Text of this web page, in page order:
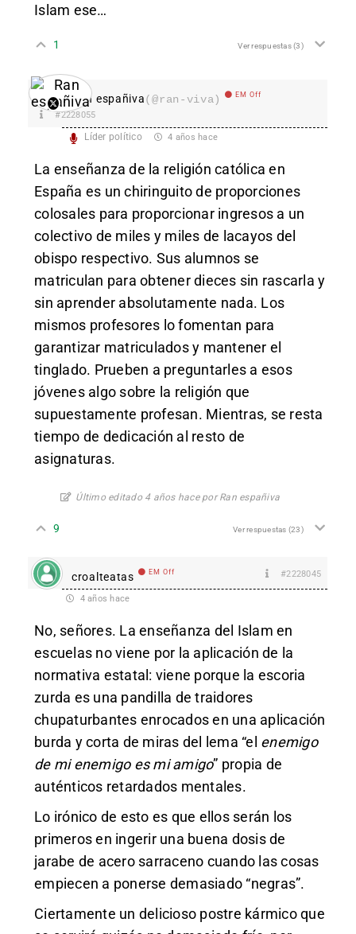
Islam ese…
1 Ver respuestas(3)
Ran españiva(@ran-viva) EM Off
#2228055
Líder político 4 años hace
La enseñanza de la religión católica en
España es un chiringuito de proporciones
colosales para proporcionar ingresos a un
colectivo de miles y miles de lacayos del
obispo respectivo. Sus alumnos se
matriculan para obtener dieces sin rascarla y
sin aprender absolutamente nada. Los
mismos profesores lo fomentan para
garantizar matriculados y mantener el
tinglado. Prueben a preguntarles a esos
jóvenes algo sobre la religión que
supuestamente profesan. Mientras, se resta
tiempo de dedicación al resto de
asignaturas.
Último editado 4 años hace por Ran españiva
9 Ver respuestas (23)
croalteatas EM Off #2228045
4 años hace
No, señores. La enseñanza del Islam en
escuelas no viene por la aplicación de la
normativa estatal: viene porque la escoria
zurda es una pandilla de traidores
chupaturbantes enrocados en una aplicación
burda y corta de miras del lema “el enemigo
de mi enemigo es mi amigo” propia de
auténticos retardados mentales.
Lo irónico de esto es que ellos serán los
primeros en ingerir una buena dosis de
jarabe de acero sarraceno cuando las cosas
empiecen a ponerse demasiado “negras”.
Ciertamente un delicioso postre kármico que